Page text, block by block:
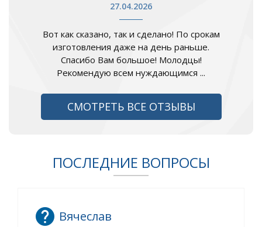
27.04.2026
Вот как сказано, так и сделано! По срокам
изготовления даже на день раньше.
Спасибо Вам большое! Молодцы!
Рекомендую всем нуждающимся ...
СМОТРЕТЬ ВСЕ ОТЗЫВЫ
ПОСЛЕДНИЕ ВОПРОСЫ
Вячеслав